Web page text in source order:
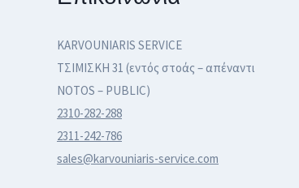
KARVOUNIARIS SERVICE
ΤΣΙΜΙΣΚΗ 31 (εντός στοάς – απέναντι
NOTOS – PUBLIC)
2310-282-288
2311-242-786
sales@karvouniaris-service.com